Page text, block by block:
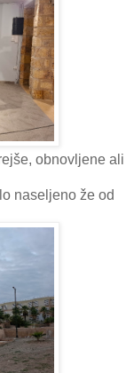
obnovljene ali
naseljeno že od